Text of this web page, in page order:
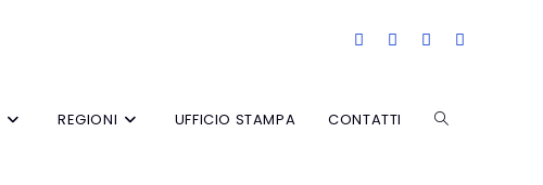
REGIONI UFFICIO STAMPA CONTATTI